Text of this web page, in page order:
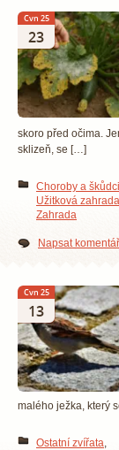
Čvn 25
23
skoro před očima.
sklizeň, se […]
Choroby a škůdci
Užitková zahrada
Zahrada
Napsat komentář
Čvn 25
13
malého ježka, který
Ostatní zvířata,